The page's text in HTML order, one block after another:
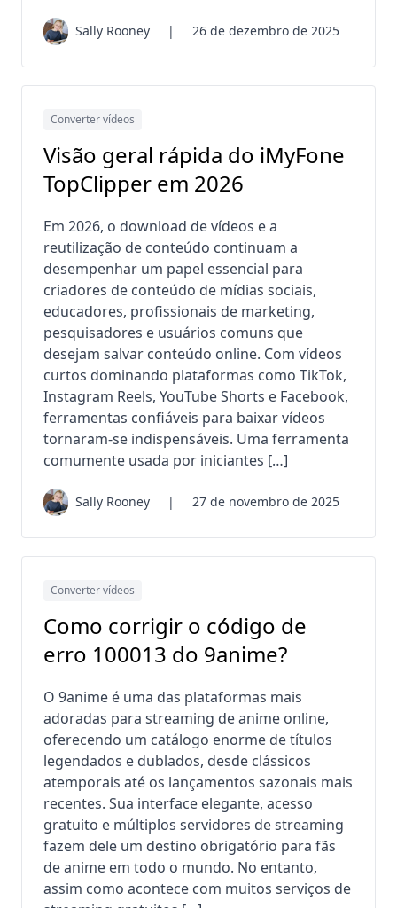
Sally Rooney | 26 de dezembro de 2025
Converter vídeos
Visão geral rápida do iMyFone
TopClipper em 2026
Em 2026, o download de vídeos e a
reutilização de conteúdo continuam a
desempenhar um papel essencial para
criadores de conteúdo de mídias sociais,
educadores, profissionais de marketing,
pesquisadores e usuários comuns que
desejam salvar conteúdo online. Com vídeos
curtos dominando plataformas como TikTok,
Instagram Reels, YouTube Shorts e Facebook,
ferramentas confiáveis ​​para baixar vídeos
tornaram-se indispensáveis. Uma ferramenta
comumente usada por iniciantes […]
Sally Rooney | 27 de novembro de 2025
Converter vídeos
Como corrigir o código de
erro 100013 do 9anime?
O 9anime é uma das plataformas mais
adoradas para streaming de anime online,
oferecendo um catálogo enorme de títulos
legendados e dublados, desde clássicos
atemporais até os lançamentos sazonais mais
recentes. Sua interface elegante, acesso
gratuito e múltiplos servidores de streaming
fazem dele um destino obrigatório para fãs
de anime em todo o mundo. No entanto,
assim como acontece com muitos serviços de